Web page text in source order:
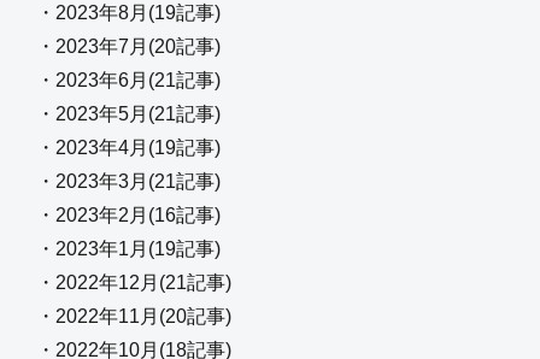
・2023年8月(19記事)
・2023年7月(20記事)
・2023年6月(21記事)
・2023年5月(21記事)
・2023年4月(19記事)
・2023年3月(21記事)
・2023年2月(16記事)
・2023年1月(19記事)
・2022年12月(21記事)
・2022年11月(20記事)
・2022年10月(18記事)